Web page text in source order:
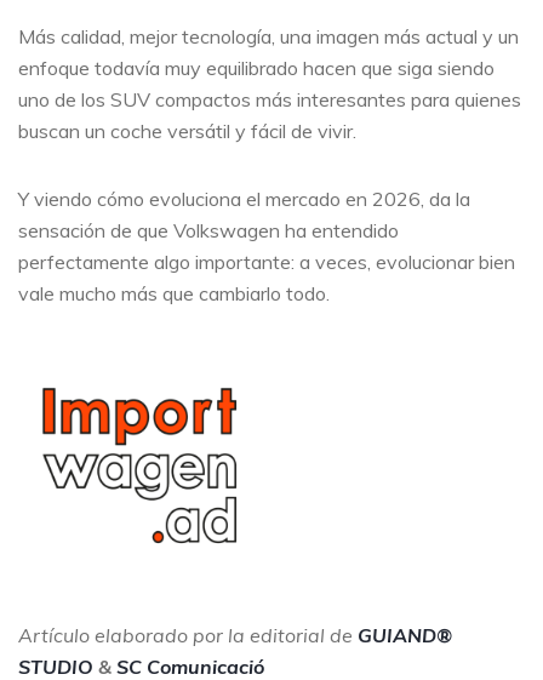
Más calidad, mejor tecnología, una imagen más actual y un
enfoque todavía muy equilibrado hacen que siga siendo
uno de los SUV compactos más interesantes para quienes
buscan un coche versátil y fácil de vivir.
Y viendo cómo evoluciona el mercado en 2026, da la
sensación de que Volkswagen ha entendido
perfectamente algo importante: a veces, evolucionar bien
vale mucho más que cambiarlo todo.
Artículo elaborado por la editorial de GUIAND®
STUDIO & SC Comunicació